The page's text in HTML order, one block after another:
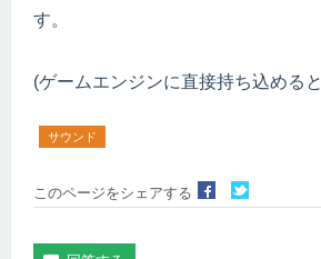
す。
(ゲームエンジンに直接持ち込める
サウンド
このページをシェアする